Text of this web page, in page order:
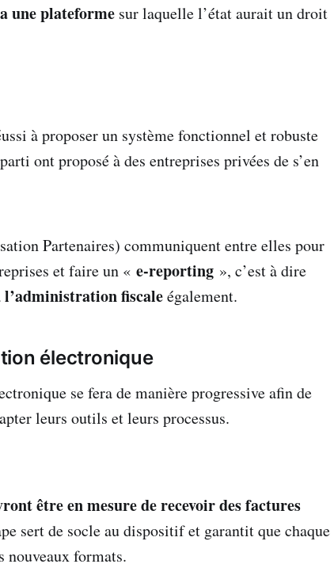
une plateforme sur laquelle l’état aurait un droit
à proposer un système fonctionnel et robuste
ont proposé à des entreprises privées de s’en
Partenaires) communiquent entre elles pour
et faire un « e-reporting », c’est à dire
l’administration fiscaleégalement.
électronique
se fera de manière progressive afin de
leurs outils et leurs processus.
être en mesure de recevoir des factures
sert de socle au dispositif et garantit que chaque
nouveaux formats.